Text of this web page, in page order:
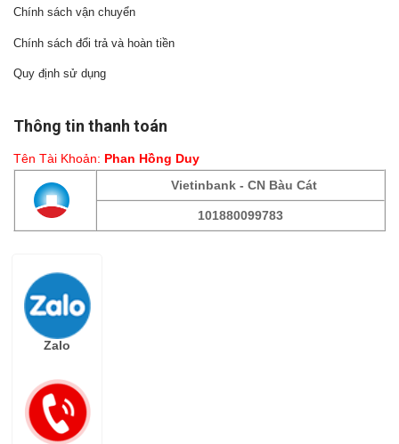
Chính sách vận chuyển
Chính sách đổi trả và hoàn tiền
Quy định sử dụng
Thông tin thanh toán
Tên Tài Khoản: Phan Hồng Duy
Vietinbank - CN Bàu Cát
101880099783
Fanpage
Zalo